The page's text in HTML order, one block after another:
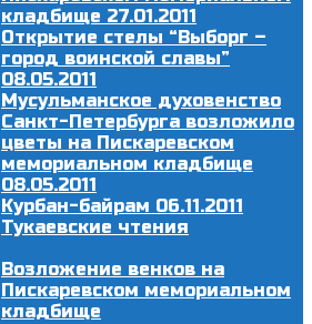
кладбище 27.01.2011
Открытие стелы “Выборг –
город воинской славы”
08.05.2011
Мусульманское духовенство
Санкт-Петербурга возложило
цветы на Пискаревском
мемориальном кладбище
08.05.2011
Курбан-байрам 06.11.2011
Тукаевские чтения
Возложение венков на
Пискаревском мемориальном
кладбище